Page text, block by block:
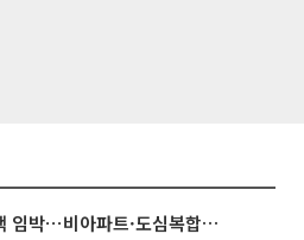
영끌 '주택공급' 대책 임박⋯비아파트·도심복합까지 총동원